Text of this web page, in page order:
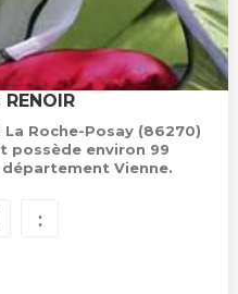
Roche-Posay (86270)
possède environ 99
Vienne.